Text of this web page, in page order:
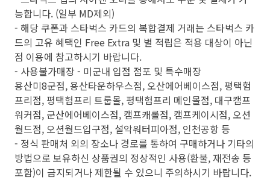
능합니다. (일부 MD제외)
- 해당 쿠폰과 스타벅스 카드의 복합결제 거래는 스타벅스 카
드의 고유 혜택인 Free Extra 및 별 적립은 적용 대상이 아닌
점 이용에 참고하시기 바랍니다.
- 사용불가매장 - 미군내 입점 점포 및 특수매장
용산미8군점, 용산타운하우스점, 오산에어베이스점, 평택험
프리점, 평택험프리 트룹몰, 평택험프리 메인몰점, 대구캠프
워커점, 군산에어베이스점, 캠프캐롤점, 캠프케이시점, 오션
월드점, 오션월드입구점, 설악워터피아점, 인천공항 등
- 정식 판매처 외의 장소나 경로를 통하여 구매하거나 기타의
방법으로 보유하신 상품권의 정상적인 사용(환불, 재전송 등
포함)이 금지되거나 제한될 수 있으니 주의하시기 바랍니다.